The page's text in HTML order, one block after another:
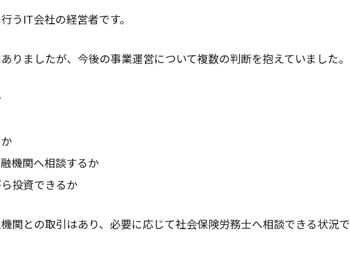
うIT会社の経営者です。
りましたが、今後の事業運営について複数の判断を抱えていました。
機関へ相談するか
投資できるか
関との取引はあり、必要に応じて社会保険労務士へ相談できる状況で